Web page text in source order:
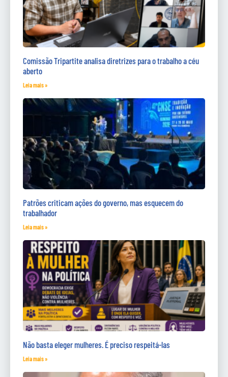
Comissão Tripartite analisa diretrizes para o trabalho a céu
aberto
Leia mais »
Patrões criticam ações do governo, mas esquecem do
trabalhador
Leia mais »
Não basta eleger mulheres. É preciso respeitá-las
Leia mais »